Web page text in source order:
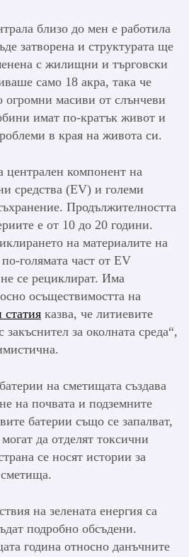
близо до мен е работила
затворена и структурата ще
с жилищни и търговски
само 18 акра, така че
огромни масиви от слънчеви
имат по-кратък живот и
в края на живота си.
централен компонент на
средства (EV) и големи
Продължителността
е от 10 до 20 години.
на материалите на
голямата част от EV
се рециклират. Има
осъществимостта на
статия казва, че литиевите
за околната среда“,
на сметищата създава
на почвата и подземните
батерии също се запалват,
да отделят токсични
се носят истории за
на зелената енергия са
подробно обсъдени.
година относно данъчните